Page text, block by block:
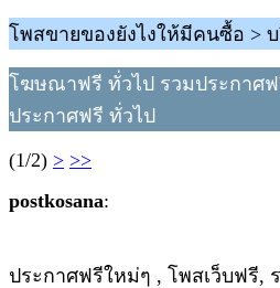
โพสขายของยังไงให้มีคนซื้อ >
โฆษณาฟรี ทั่วไป รวมประกาศ
ประกาศฟรี ทั่วไป
(1/2) > >>
postkosana:
ประกาศฟรีใหม่ๆ , โพสเว็บฟรี,